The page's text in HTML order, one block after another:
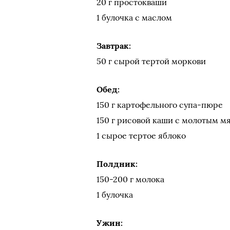
20 г простокваши
1 булочка с маслом
Завтрак:
50 г сырой тертой моркови
Обед:
150 г картофельного супа-пюре
150 г рисовой каши с молотым
1 сырое тертое яблоко
Полдник:
150-200 г молока
1 булочка
Ужин: